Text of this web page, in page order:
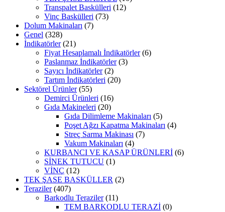
Transpalet Baskülleri (12)
Vinç Baskülleri (73)
Dolum Makinaları (7)
Genel (328)
İndikatörler (21)
Fiyat Hesaplamalı İndikatörler (6)
Paslanmaz İndikatörler (3)
Sayıcı İndikatörler (2)
Tartım İndikatörleri (20)
Sektörel Ürünler (55)
Demirci Ürünleri (16)
Gıda Makineleri (20)
Gıda Dilimleme Makinaları (5)
Poşet Ağzı Kapatma Makinaları (4)
Streç Sarma Makinası (7)
Vakum Makinaları (4)
KURBANCI VE KASAP ÜRÜNLERİ (6)
SİNEK TUTUCU (1)
VİNÇ (12)
TEK ŞASE BASKÜLLER (2)
Teraziler (407)
Barkodlu Teraziler (11)
TEM BARKODLU TERAZİ (0)